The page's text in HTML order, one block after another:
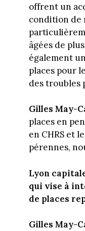
offrent un
condition de
âgées de
également
places pour
des troubles
Gilles May-
places en
en CHRS et
pérennes,
Lyon
qui vise à
de places
Gilles May-